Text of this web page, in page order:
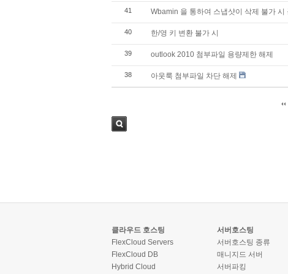
41 Wbamin 을 통하여 스냅샷이 삭제 불가
40 한/영 키 변환 불가 시
39 outlook 2010 첨부파일 용량제한 해제
38 아웃룩 첨부파일 차단 해제
클라우드 호스팅
FlexCloud Servers
FlexCloud DB
Hybrid Cloud
서버호스팅
서버호스팅 종류
매니지드 서버
서버파킹